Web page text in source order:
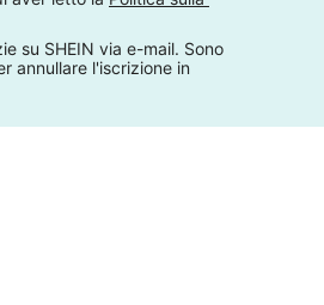
su SHEIN via e-mail. Sono
annullare l'iscrizione in